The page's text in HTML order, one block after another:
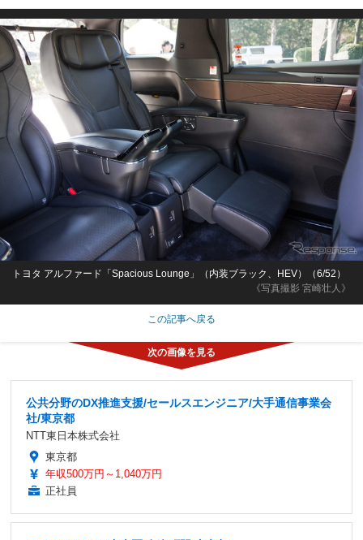
《写真撮影 宮崎壮人》
トヨタ アルファード「Spacious Lounge」（内装ブラック、HEV）（6/52）
この記事へ戻る
公共分野のDX推進支援/セールスエンジニア/大手通信事業会
社/東京都
NTT東日本株式会社
東京都
年収500万円～1,040万円
正社員